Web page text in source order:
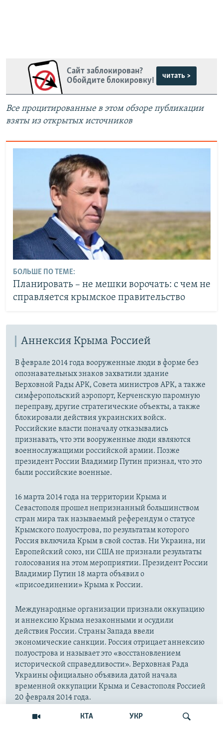
КТА УКР
Сайт заблокирован?
Обойдите блокировку!
читать >
Все процитированные в этом обзоре публикации
взяты из открытых источников
БОЛЬШЕ ПО ТЕМЕ:
Планировать – не мешки ворочать: с чем не
справляется крымское правительство
Аннексия Крыма Россией
В феврале 2014 года вооруженные люди в форме без
опознавательных знаков захватили здание
Верховной Рады АРК, Совета министров АРК, а также
симферопольский аэропорт, Керченскую паромную
переправу, другие стратегические объекты, а также
блокировали действия украинских войск.
Российские власти поначалу отказывались
признавать, что эти вооруженные люди являются
военнослужащими российской армии. Позже
президент России Владимир Путин признал, что это
были российские военные.
16 марта 2014 года на территории Крыма и
Севастополя прошел непризнанный большинством
стран мира так называемый референдум о статусе
Крымского полуострова, по результатам которого
Россия включила Крым в свой состав. Ни Украина, ни
Европейский союз, ни США не признали результаты
голосования на этом мероприятии. Президент России
Владимир Путин 18 марта объявил о
«присоединении» Крыма к России.
Международные организации признали оккупацию
и аннексию Крыма незаконными и осудили
действия России. Страны Запада ввели
экономические санкции. Россия отрицает аннексию
полуострова и называет это «восстановлением
исторической справедливости». Верховная Рада
Украины официально объявила датой начала
временной оккупации Крыма и Севастополя Россией
20 февраля 2014 года.